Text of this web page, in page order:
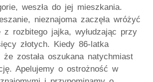
weszła do jej mieszkania.
nieznajoma zaczęła wróżyć
z rozbitego jajka, wyłudzając przy
złotych. Kiedy 86-latka
że została oszukana natychmiast
Apelujemy o ostrożność w